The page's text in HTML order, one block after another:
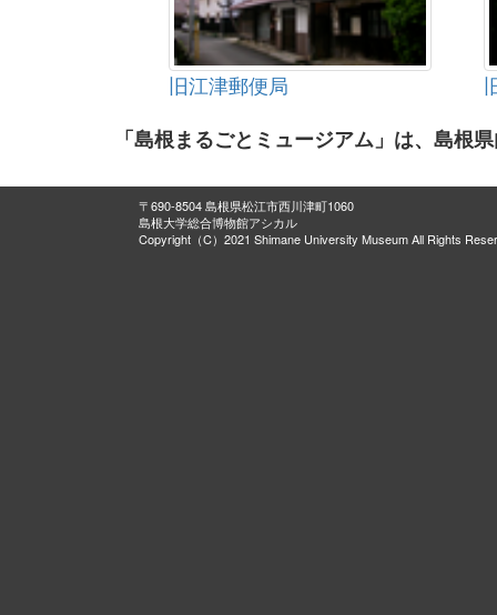
旧江津郵便局
「島根まるごとミュージアム」は、島根
〒690-8504 島根県松江市西川津町1060
島根大学総合博物館アシカル
Copyright（C）2021 Shimane University Museum All Rights